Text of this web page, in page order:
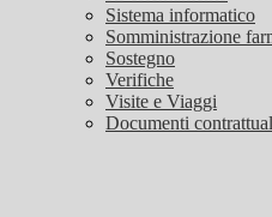
Sistema informatico
Somministrazione
Sostegno
Verifiche
Visite e Viaggi
Documenti